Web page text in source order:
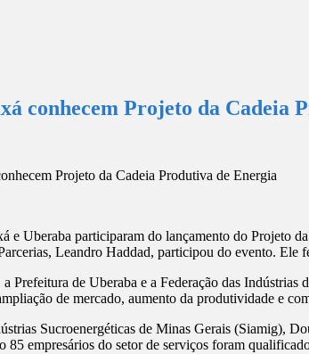
conhecem Projeto da Cadeia
e Uberaba participaram do lançamento do
Leandro Haddad, participou do evento. Ele
Prefeitura de Uberaba e a Federação das
de mercado, aumento da produtividade e
Sucroenergéticas de Minas Gerais (Siamig),
85 empresários do setor de serviços foram